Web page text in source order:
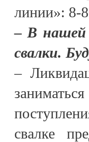
линии»: 8-
– В нашей
свалки.
–
свалке